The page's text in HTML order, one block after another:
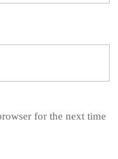
for the next time